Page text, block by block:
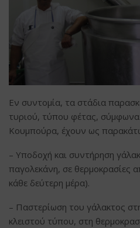
Εν συντομία, τα στάδια
τυριού, τύπου φέτας,
Κουμπούρα, έχουν ως
– Υποδοχή και συντήρηση
παγολεκάνη, σε θερμοκρασίες
κάθε δεύτερη μέρα).
– Παστερίωση του γάλακτος
κλειστού τύπου, στη